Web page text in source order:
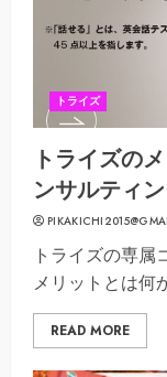
トライズ
トライズの
ンサルティ
トライズの専
メリットとは何
READ MORE